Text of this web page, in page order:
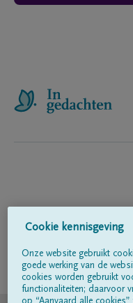
Volg ons op
Cookie kennisgeving
Onze website gebruikt
goede werking van de
cookies worden gebruikt
functionaliteiten; daarvoor